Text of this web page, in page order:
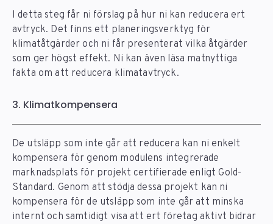
I detta steg får ni förslag på hur ni kan reducera ert
avtryck. Det finns ett planeringsverktyg för
klimatåtgärder och ni får presenterat vilka åtgärder
som ger högst effekt. Ni kan även läsa matnyttiga
fakta om att reducera klimatavtryck.
3. Klimatkompensera
De utsläpp som inte går att reducera kan ni enkelt
kompensera för genom modulens integrerade
marknadsplats för projekt certifierade enligt Gold-
Standard. Genom att stödja dessa projekt kan ni
kompensera för de utsläpp som inte går att minska
internt och samtidigt visa att ert företag aktivt bidrar